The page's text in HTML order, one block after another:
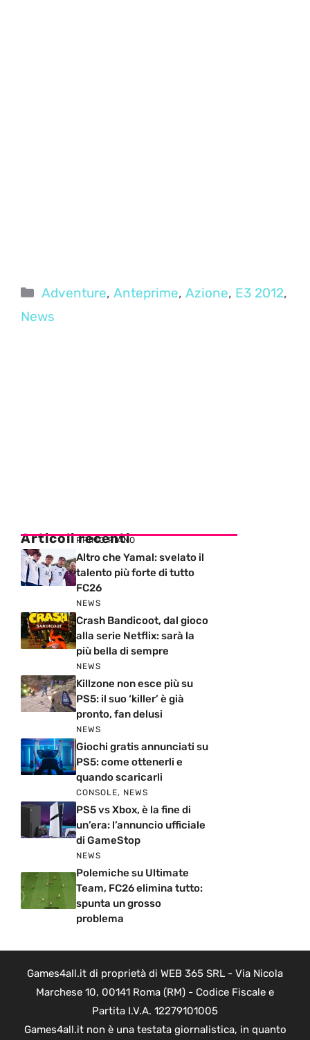
Categorie
Adventure,Anteprime,Azione, E3 2012,
News
Articoli recenti
PRIMO PIANO
Altro che Yamal: svelato il
talento più forte di tutto
FC26
NEWS
Crash Bandicoot, dal gioco
alla serie Netflix: sarà la
più bella di sempre
NEWS
Killzone non esce più su
PS5: il suo ‘killer’ è già
pronto, fan delusi
NEWS
Giochi gratis annunciati su
PS5: come ottenerli e
quando scaricarli
CONSOLE, NEWS
PS5 vs Xbox, è la fine di
un’era: l’annuncio ufficiale
di GameStop
NEWS
Polemiche su Ultimate
Team, FC26 elimina tutto:
spunta un grosso
problema
Games4all.it di proprietà di WEB 365 SRL - Via Nicola
Marchese 10, 00141 Roma (RM) - Codice Fiscale e
Partita I.V.A. 12279101005
Games4all.it non è una testata giornalistica, in quanto